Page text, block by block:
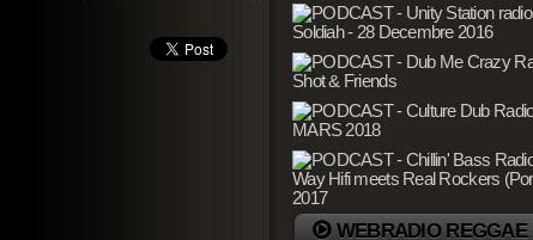
WEBRADIO